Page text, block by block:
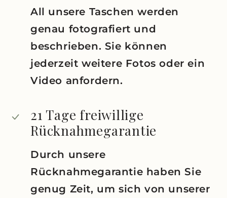
All unsere Taschen werden
genau fotografiert und
beschrieben. Sie können
jederzeit weitere Fotos oder ein
Video anfordern.
21 Tage freiwillige
Rücknahmegarantie
Durch unsere
Rücknahmegarantie haben Sie
genug Zeit, um sich von unserer